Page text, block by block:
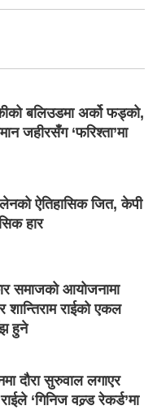
बलिउडमा अर्को फड्को,
जहीरसँग ‘फरिश्ता’मा
ऐतिहासिक जित, केपी
हार
समाजको आयोजनामा
शान्तिराम राईको एकल
हुने
दौरा सुरुवाल लगाएर
‘गिनिज वल्र्ड रेकर्ड’मा